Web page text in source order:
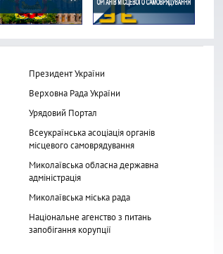
Президент України
Верховна Рада України
Урядовий Портал
Всеукраїнська асоціація органів
місцевого самоврядування
Миколаївська обласна державна
адміністрація
Миколаївська міська рада
Національне агенство з питань
запобігання корупції